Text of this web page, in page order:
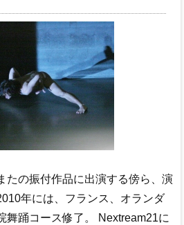
たの振付作品に出演する傍ら、演
年には、フランス、オランダ
舞踊コース修了。 Nextream21に